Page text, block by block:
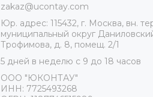
zakaz@ucontay.com
Юр. адрес: 115432, г. Москва, вн.
муниципальный округ
Трофимова, д. 8, помещ. 2/1
5 дней в неделю с 9 до 18 часов
ООО "ЮКОНТАУ"
ИНН: 7725493268